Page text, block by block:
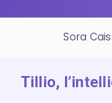
Sora
Tillio,